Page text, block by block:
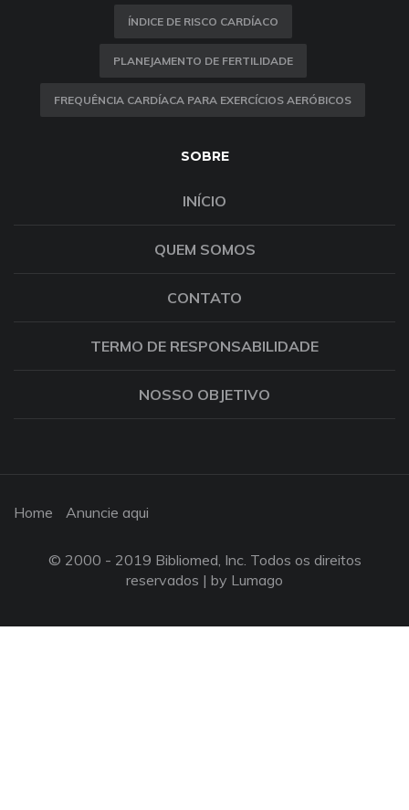
ÍNDICE DE RISCO CARDÍACO
PLANEJAMENTO DE FERTILIDADE
FREQUÊNCIA CARDÍACA PARA EXERCÍCIOS AERÓBICOS
SOBRE
INÍCIO
QUEM SOMOS
CONTATO
TERMO DE RESPONSABILIDADE
NOSSO OBJETIVO
Home Anuncie aqui
© 2000 - 2019 Bibliomed, Inc. Todos os direitos
reservados | by Lumago